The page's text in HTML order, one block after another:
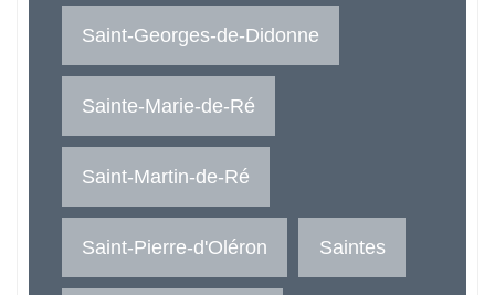
Saint-Georges-de-Didonne
Sainte-Marie-de-Ré
Saint-Martin-de-Ré
Saint-Pierre-d'Oléron Saintes